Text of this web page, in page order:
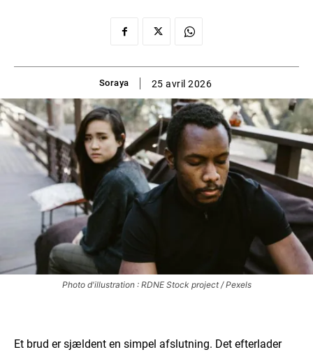
Soraya 25 avril 2026
Photo d'illustration : RDNE Stock project / Pexels
Et brud er sjældent en simpel afslutning. Det efterlader